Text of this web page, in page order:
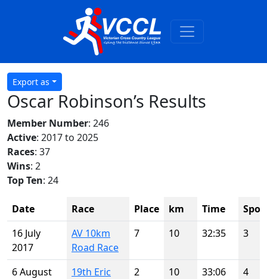
Export as
Oscar Robinson’s Results
Member Number: 246
Active: 2017 to 2025
Races: 37
Wins: 2
Top Ten: 24
Date Race Place km Time
Spot
16 July
2017
AV 10km
Road Race
7 10 32:35 3
6 August
19th Eric
2 10 33:06 4